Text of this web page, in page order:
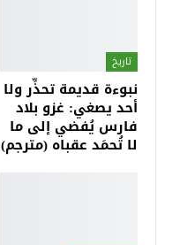
تاريخ
نبوءة قديمة تحذِّر ولا
أحد يصغي: غزو بلاد
فارس يُفضي إلى ما
لا تُحمَد عقباه (مترجم)